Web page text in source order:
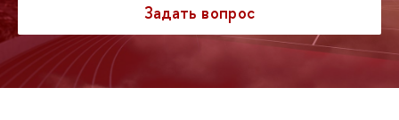
Задать вопрос